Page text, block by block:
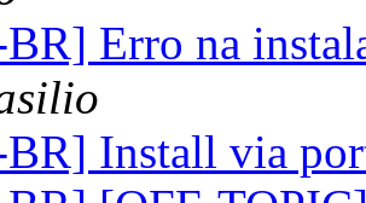
Erro na
Install via